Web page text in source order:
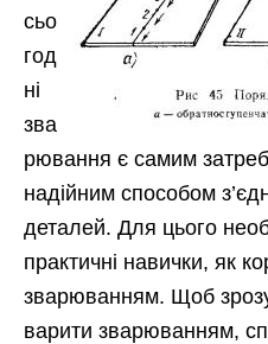
сьо
год
ні
зва
рювання є самим
надійним способом
деталей. Для цього
практичні навички, як
зварюванням. Щоб
варити зварюванням,